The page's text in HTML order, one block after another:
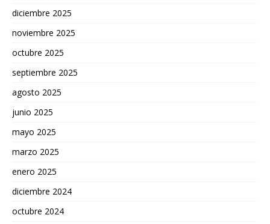
diciembre 2025
noviembre 2025
octubre 2025
septiembre 2025
agosto 2025
junio 2025
mayo 2025
marzo 2025
enero 2025
diciembre 2024
octubre 2024